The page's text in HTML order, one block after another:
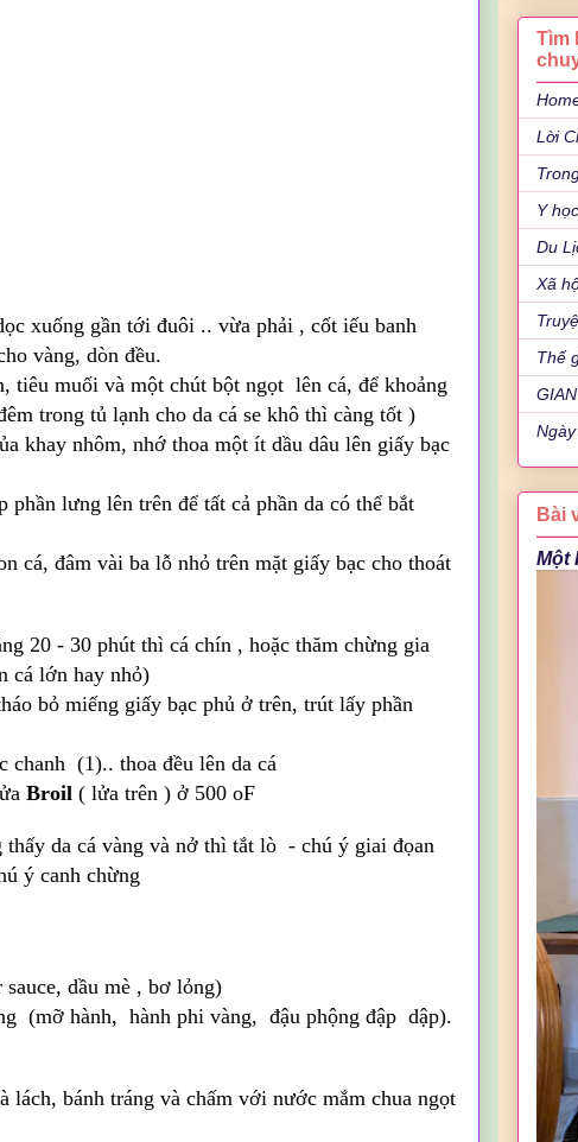
xuống gần tới đuôi .. vừa phải , cốt iếu banh
vàng, dòn đều.
muối và một chút bột ngọt lên cá, để khoảng
trong tủ lạnh cho da cá se khô thì càng tốt )
khay nhôm, nhớ thoa một ít dầu dâu lên giấy bạc
lưng lên trên để tất cả phần da có thể bắt
cá, đâm vài ba lỗ nhỏ trên mặt giấy bạc cho thoát
20 - 30 phút thì cá chín , hoặc thăm chừng gia
cá lớn hay nhỏ)
bỏ miếng giấy bạc phủ ở trên, trút lấy phần
(1).. thoa đều lên da cá
Broil( lửa trên ) ở 500 oF
da cá vàng và nở thì tắt lò - chú ý giai đọan
ý canh chừng
, dầu mè , bơ lỏng)
(mỡ hành, hành phi vàng, đậu phộng đập dập).
bánh tráng và chấm với nước mắm chua ngọt
Tìm
Lời
Y
Du
Xã
Thế
Bài
Một